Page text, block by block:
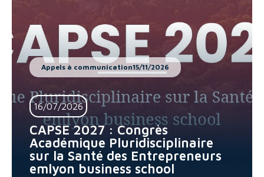
Appels à communication15/11/2026
16/07/2026
CAPSE 2027 : Congrès
Académique Pluridisciplinaire
sur la Santé des Entrepreneurs
emlyon business school